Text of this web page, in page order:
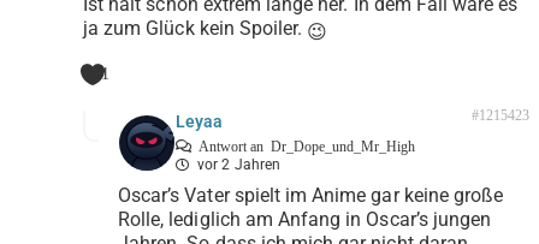
ja zum Glück kein Spoiler. 😉
1
Leyaa
Antwort an Dr_Dope_und_Mr_High
vor 2 Jahren
#1215423
Oscar’s Vater spielt im Anime gar keine große
Rolle, lediglich am Anfang in Oscar’s jungen